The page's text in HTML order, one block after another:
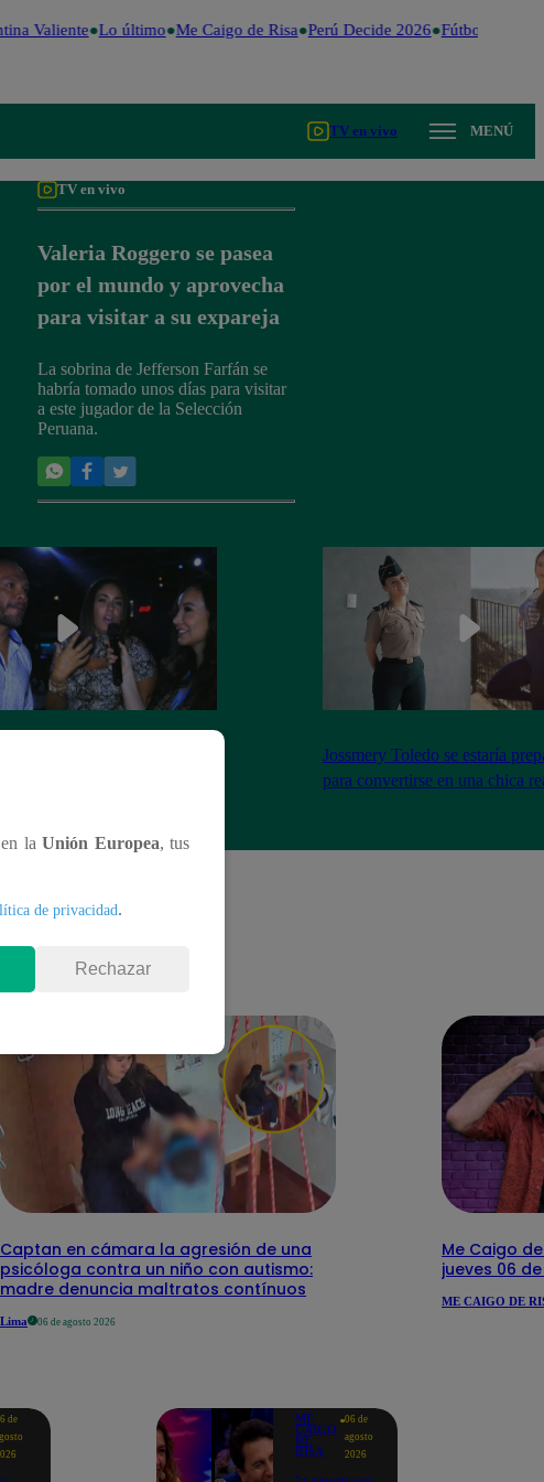
Valiente Lo último Me Caigo de Risa Perú Decide 2026 Fútbol peruano
TV en vivo MENÚ
TV en vivo
Valeria Roggero se pasea
por el mundo y aprovecha
para visitar a su expareja
La sobrina de Jefferson Farfán se
habría tomado unos días para visitar
a este jugador de la Selección
Peruana.
Jossmery Toledo se estaría
para convertirse en una chica
Captan en cámara la agresión de una
psicóloga contra un niño con autismo:
madre denuncia maltratos contínuos
Lima 06 de agosto 2026
Me Caigo de
jueves 06
ME CAIGO DE
de
ME
CAIGO
DE
RISA
06 de
agosto
2026
en laUnión Europea, tus
de privacidad.
Rechazar